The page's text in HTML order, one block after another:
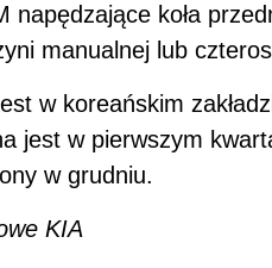
napędzające koła
manualnej lub
w koreańskim
jest w pierwszym
w grudniu.
KIA